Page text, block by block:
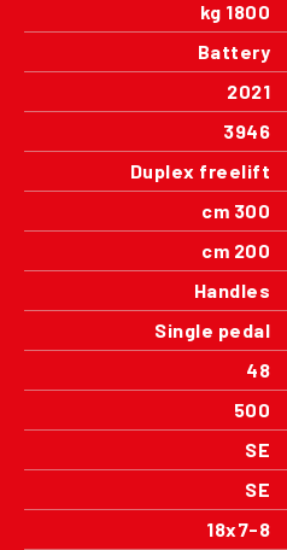
1800 kg
Battery
2021
3946
Duplex freelift
300 cm
200 cm
Handles
Single pedal
48
500
SE
SE
18x7-8